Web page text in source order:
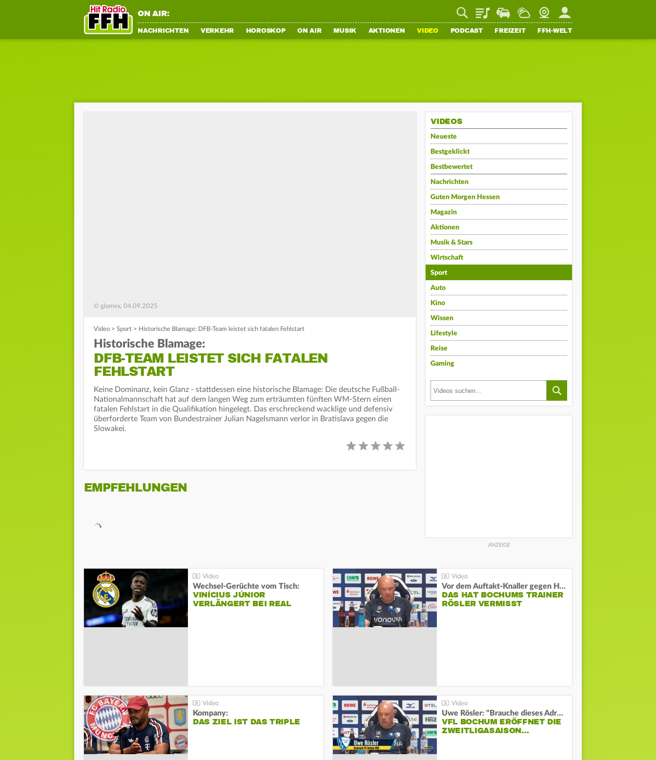
ON AIR: PlaylistStaupilotWetterWebcamMein FFH
NACHRICHTEN VERKEHR HOROSKOP ON AIR MUSIK AKTIONEN VIDEO PODCAST FREIZEIT FFH-WELT
© glomex, 04.09.2025
Video > Sport > Historische Blamage: DFB-Team leistet sich fatalen Fehlstart
Historische Blamage:
DFB-TEAM LEISTET SICH FATALEN
FEHLSTART
Keine Dominanz, kein Glanz - stattdessen eine historische Blamage: Die deutsche Fußball-
Nationalmannschaft hat auf dem langen Weg zum erträumten fünften WM-Stern einen
fatalen Fehlstart in die Qualifikation hingelegt. Das erschreckend wacklige und defensiv
überforderte Team von Bundestrainer Julian Nagelsmann verlor in Bratislava gegen die
Slowakei.
EMPFEHLUNGEN
VIDEOS
Neueste
Bestgeklickt
Bestbewertet
Nachrichten
Guten Morgen Hessen
Magazin
Aktionen
Musik & Stars
Wirtschaft
Sport
Auto
Kino
Wissen
Lifestyle
Reise
Gaming
Wechsel-Gerüchte vom Tisch:
VINÍCIUS JÚNIOR
VERLÄNGERT BEI REAL
Vor dem Auftakt-Knaller gegen Hertha:
DAS HAT BOCHUMS TRAINER
RÖSLER VERMISST
Kompany:
DAS ZIEL IST DAS TRIPLE
Uwe Rösler: "Brauche dieses Adrenalin"
VFL BOCHUM ERÖFFNET DIE
ZWEITLIGASAISON…